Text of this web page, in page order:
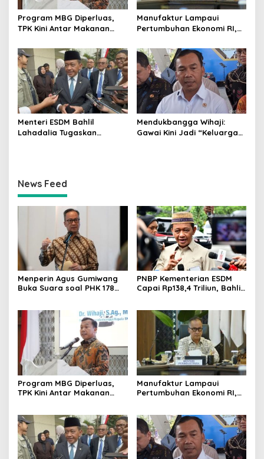
Program MBG Diperluas,
TPK Kini Antar Makanan
Balita
Manufaktur Lampaui
Pertumbuhan Ekonomi RI,
Soroti Keberhasilan
Industrialisasi
Menteri ESDM Bahlil
Lahadalia Tugaskan
Mendukbangga Wihaji:
Gawai Kini Jadi “Keluarga
News Feed
Menperin Agus Gumiwang
Buka Suara soal PHK 178
PNBP Kementerian ESDM
Capai Rp138,4 Triliun, Bahlil
Program MBG Diperluas,
TPK Kini Antar Makanan
Manufaktur Lampaui
Pertumbuhan Ekonomi RI,
Industrialisasi